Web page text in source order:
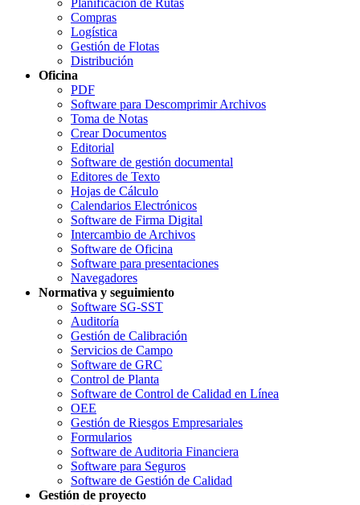
Planificación de Rutas
Compras
Logística
Gestión de Flotas
Distribución
Oficina
PDF
Software para Descomprimir Archivos
Toma de Notas
Crear Documentos
Editorial
Software de gestión documental
Editores de Texto
Hojas de Cálculo
Calendarios Electrónicos
Software de Firma Digital
Intercambio de Archivos
Software de Oficina
Software para presentaciones
Navegadores
Normativa y seguimiento
Software SG-SST
Auditoría
Gestión de Calibración
Servicios de Campo
Software de GRC
Control de Planta
Software de Control de Calidad en Línea
OEE
Gestión de Riesgos Empresariales
Formularios
Software de Auditoria Financiera
Software para Seguros
Software de Gestión de Calidad
Gestión de proyecto